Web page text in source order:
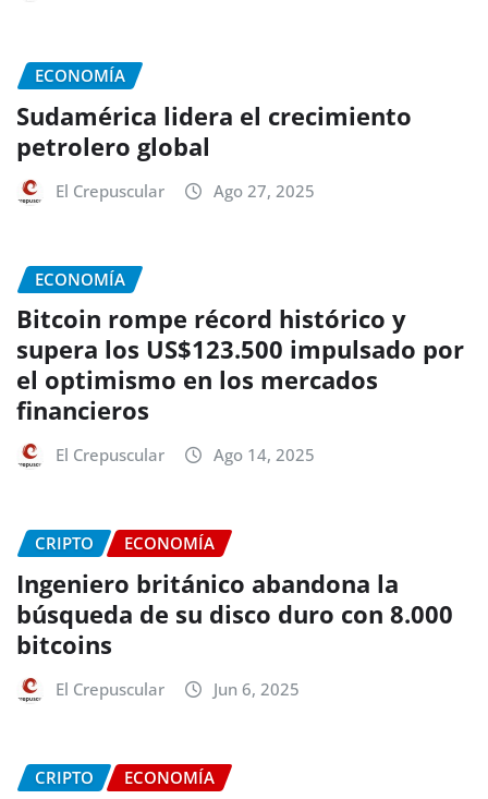
ECONOMÍA
Sudamérica lidera el crecimiento
petrolero global
El Crepuscular Ago 27, 2025
ECONOMÍA
Bitcoin rompe récord histórico y
supera los US$123.500 impulsado por
el optimismo en los mercados
financieros
El Crepuscular Ago 14, 2025
CRIPTO ECONOMÍA
Ingeniero británico abandona la
búsqueda de su disco duro con 8.000
bitcoins
El Crepuscular Jun 6, 2025
CRIPTO ECONOMÍA